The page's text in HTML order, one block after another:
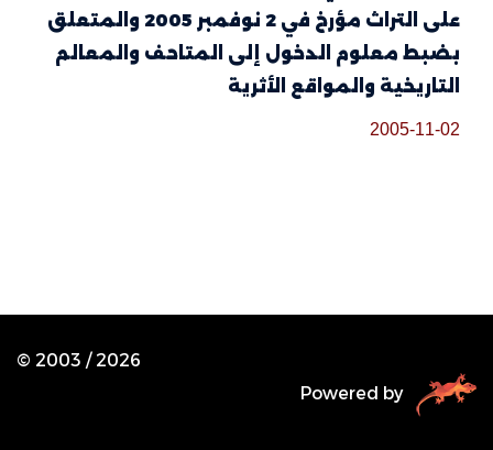
على التراث مؤرخ في 2 نوفمبر 2005 والمتعلق
بضبط معلوم الدخول إلى المتاحف والمعالم
التاريخية والمواقع الأثرية
2005-11-02
© 2003 /2026
Powered by